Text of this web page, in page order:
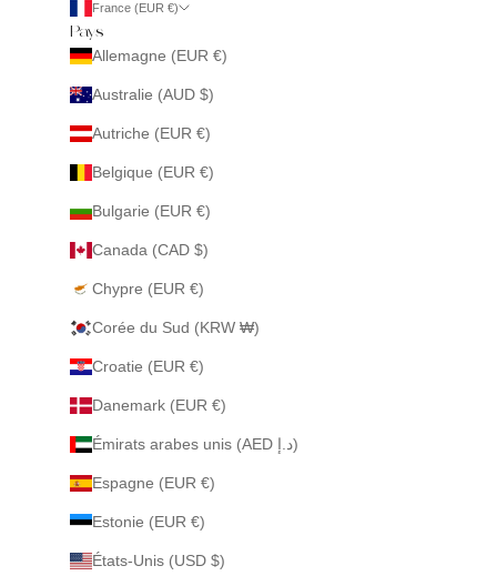
France (EUR €)
Pays
Allemagne (EUR €)
Australie (AUD $)
Autriche (EUR €)
Belgique (EUR €)
Bulgarie (EUR €)
Canada (CAD $)
Chypre (EUR €)
Corée du Sud (KRW ₩)
Croatie (EUR €)
Danemark (EUR €)
Émirats arabes unis (AED د.إ)
Espagne (EUR €)
Estonie (EUR €)
États-Unis (USD $)